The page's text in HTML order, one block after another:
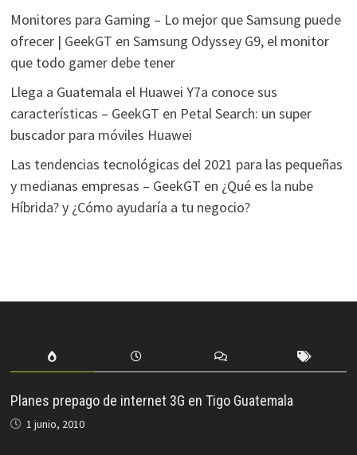
Monitores para Gaming – Lo mejor que Samsung puede
ofrecer | GeekGT en Samsung Odyssey G9, el monitor
que todo gamer debe tener
Llega a Guatemala el Huawei Y7a conoce sus
características – GeekGT en Petal Search: un super
buscador para móviles Huawei
Las tendencias tecnológicas del 2021 para las pequeñas
y medianas empresas – GeekGT en ¿Qué es la nube
Híbrida? y ¿Cómo ayudaría a tu negocio?
Planes prepago de internet 3G en Tigo Guatemala
1 junio, 2010